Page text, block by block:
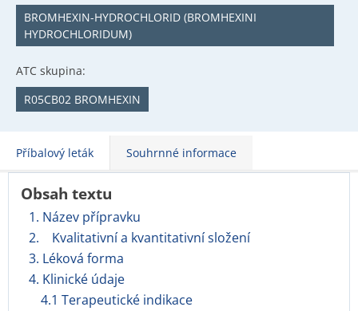
BROMHEXIN-HYDROCHLORID (BROMHEXINI
HYDROCHLORIDUM)
ATC skupina:
R05CB02 BROMHEXIN
Příbalový leták Souhrnné informace
Obsah textu
1. Název přípravku
2. Kvalitativní a kvantitativní složení
3. Léková forma
4. Klinické údaje
4.1 Terapeutické indikace